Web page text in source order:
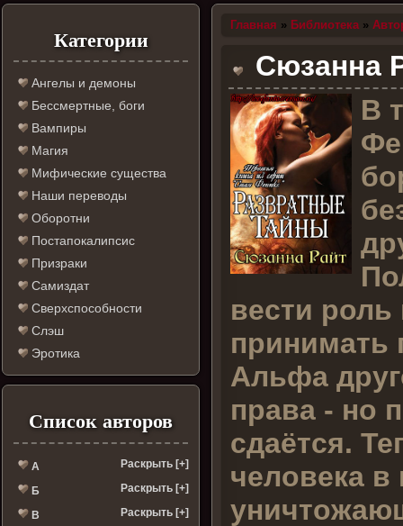
Категории
Ангелы и демоны
Бессмертные, боги
Вампиры
Магия
Мифические существа
Наши переводы
Оборотни
Постапокалипсис
Призраки
Самиздат
Сверхспособности
Слэш
Эротика
Список авторов
А Раскрыть [+]
Б Раскрыть [+]
В Раскрыть [+]
Главная » Библиотека»
Сюзанна
В
вести роль
принимать
Альфа
права - но
сдаётся.
человека в